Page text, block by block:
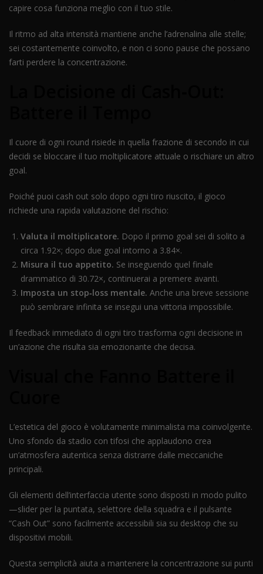
capire cosa funziona meglio con il tuo stile.
Il ritmo ad alta intensità mantiene anche l’adrenalina alle stelle;
sei costantemente coinvolto, e non ci sono pause che possano
farti perdere la concentrazione.
Il cuore di ogni round risiede in quella frazione di secondo in cui
decidi se bloccare il tuo moltiplicatore attuale o rischiare un altro
goal.
Poiché puoi cash out solo dopo ogni tiro riuscito, il gioco
richiede una rapida valutazione del rischio:
Valuta il moltiplicatore. Dopo il primo goal sei di solito a
circa 1.92×; dopo due goal intorno a 3.84×.
Misura il tuo appetito. Se inseguendo quel finale
drammatico di 30.72×, continuerai a premere avanti.
Imposta un stop‑loss mentale. Anche una breve sessione
può sembrare infinita se insegui una vittoria impossibile.
Il feedback immediato di ogni tiro trasforma ogni decisione in
un’azione che risulta sia emozionante che decisa.
L’estetica del gioco è volutamente minimalista ma coinvolgente.
Uno sfondo da stadio con tifosi che applaudono crea
un’atmosfera autentica senza distrarre dalle meccaniche
principali.
Gli elementi dell’interfaccia utente sono disposti in modo pulito
—slider per la puntata, selettore della squadra e il pulsante
“Cash Out” sono facilmente accessibili sia su desktop che su
dispositivi mobili.
Questa semplicità aiuta a mantenere la concentrazione sui punti